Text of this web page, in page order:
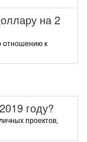
на 2
отношению к
году?
проектов,